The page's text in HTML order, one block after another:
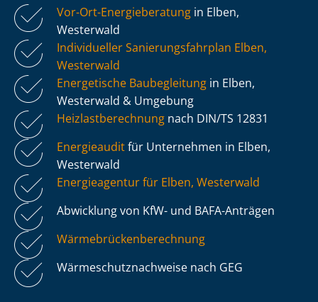
Vor-Ort-Energieberatung in Elben,
Westerwald
Individueller Sa­nie­rungs­fahr­plan Elben,
Westerwald
Energetische Baubegleitung in Elben,
Westerwald & Umgebung
Heiz­last­be­rech­nung nach DIN/TS 12831
Energieauditfür Unternehmen in Elben,
Westerwald
Energieagentur für Elben, Westerwald
Abwicklung von KfW- und BAFA-Anträgen
Wär­me­brü­cken­be­rech­nung
Wär­me­schutz­nach­wei­se nach GEG